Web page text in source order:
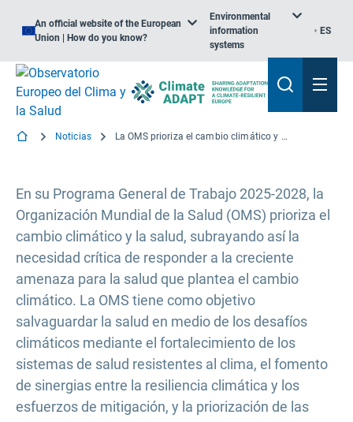
An official website of the European
Union | How do you know?
Environmental
information
systems
ES
Noticias La OMS prioriza el cambio climático y la salud
En su Programa General de Trabajo 2025-2028, la
Organización Mundial de la Salud (OMS) prioriza el
cambio climático y la salud, subrayando así la
necesidad crítica de responder a la creciente
amenaza para la salud que plantea el cambio
climático. La OMS tiene como objetivo
salvaguardar la salud en medio de los desafíos
climáticos mediante el fortalecimiento de los
sistemas de salud resistentes al clima, el fomento
de sinergias entre la resiliencia climática y los
esfuerzos de mitigación, y la priorización de las